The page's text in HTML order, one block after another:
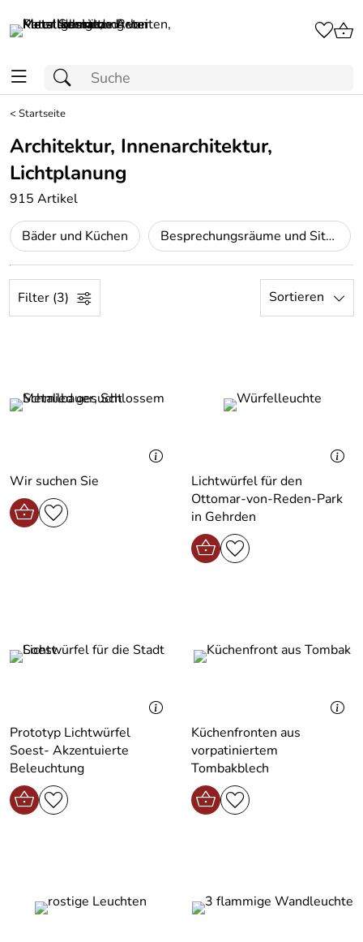
<Startseite
Architektur, Innenarchitektur,
Lichtplanung
915 Artikel
Bäder und Küchen Besprechungsräume und Sitzungszimmer
Filter (3) Sortieren
Wir suchen Sie
Lichtwürfel für den
Ottomar-von-Reden-Park
in Gehrden
Prototyp Lichtwürfel
Soest- Akzentuierte
Beleuchtung
Küchenfronten aus
vorpatiniertem
Tombakblech